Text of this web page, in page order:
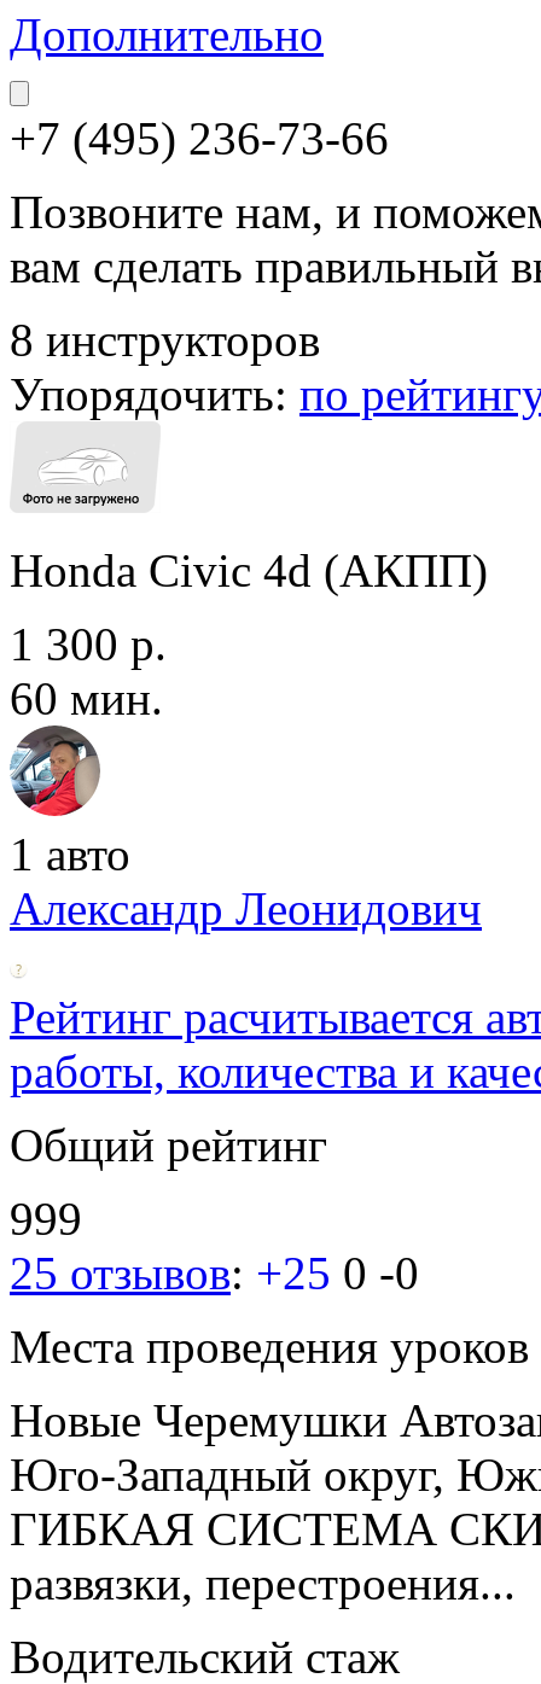
Дополнительно
+7 (495) 236-73-66
Позвоните нам, и
вам сделать правильный
8 инструкторов
Упорядочить: по
Honda Civic 4d (АКПП)
1 300 р.
60 мин.
1 авто
Александр Леонидович
Рейтинг расчитывается
работы, количества и
Общий рейтинг
999
25 отзывов: +25 0 -0
Места проведения уроков
Новые Черемушки
Юго-Западный округ,
ГИБКАЯ СИСТЕМА
развязки, перестроения...
Водительский стаж